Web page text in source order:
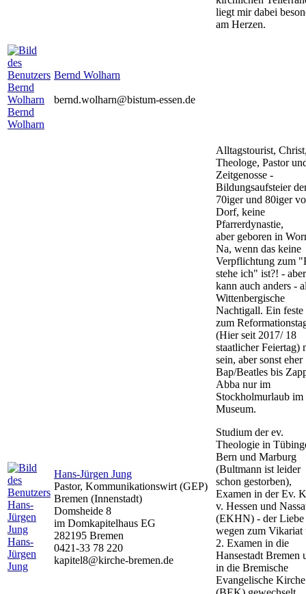
liegt mir dabei
am Herzen.
Bernd
Wolharn
Bernd Wolharn
bernd.wolharn@bistum-essen.de
Hans-
Jürgen
Jung
Hans-Jürgen Jung
Pastor, Kommunikationswirt (GEP)
Bremen (Innenstadt)
Domsheide 8
im Domkapitelhaus EG
282195 Bremen
0421-33 78 220
kapitel8@kirche-bremen.de
Alltagstourist,
Theologe, Pastor
Zeitgenosse -
Bildungsaufsteier
70iger und 80iger
Dorf, keine
Pfarrerdynastie,
aber geboren in
Na, wenn das keine
Verpflichtung zum
stehe ich" ist?! -
kann auch anders -
Wittenbergische
Nachtigall. Ein
zum
(Hier seit 2017/ 18
staatlicher Feiertag)
sein, aber sonst eher
Bap/Beatles bis
Abba nur im
Stockholmurlaub im
Museum.
Studium der ev.
Theologie in
Bern und Marburg
(Bultmann ist leider
schon gestorben),
Examen in der Ev.
v. Hessen und
(EKHN) - der Liebe
wegen zum Vikariat
2. Examen in die
Hansestadt Bremen
in die Bremische
Evangelische Kirche